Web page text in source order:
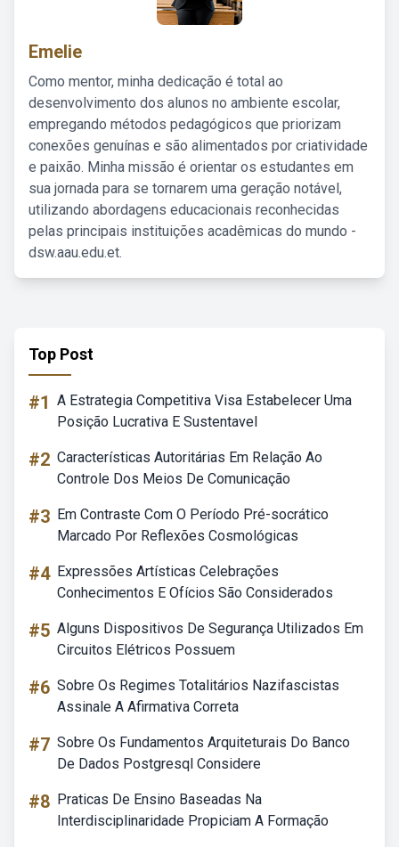
Emelie
Como mentor, minha dedicação é total ao
desenvolvimento dos alunos no ambiente escolar,
empregando métodos pedagógicos que priorizam
conexões genuínas e são alimentados por criatividade
e paixão. Minha missão é orientar os estudantes em
sua jornada para se tornarem uma geração notável,
utilizando abordagens educacionais reconhecidas
pelas principais instituições acadêmicas do mundo -
dsw.aau.edu.et.
Top Post
#1 A Estrategia Competitiva Visa Estabelecer Uma
Posição Lucrativa E Sustentavel
#2 Características Autoritárias Em Relação Ao
Controle Dos Meios De Comunicação
#3 Em Contraste Com O Período Pré-socrático
Marcado Por Reflexões Cosmológicas
#4 Expressões Artísticas Celebrações
Conhecimentos E Ofícios São Considerados
#5 Alguns Dispositivos De Segurança Utilizados Em
Circuitos Elétricos Possuem
#6 Sobre Os Regimes Totalitários Nazifascistas
Assinale A Afirmativa Correta
#7 Sobre Os Fundamentos Arquiteturais Do Banco
De Dados Postgresql Considere
#8 Praticas De Ensino Baseadas Na
Interdisciplinaridade Propiciam A Formação